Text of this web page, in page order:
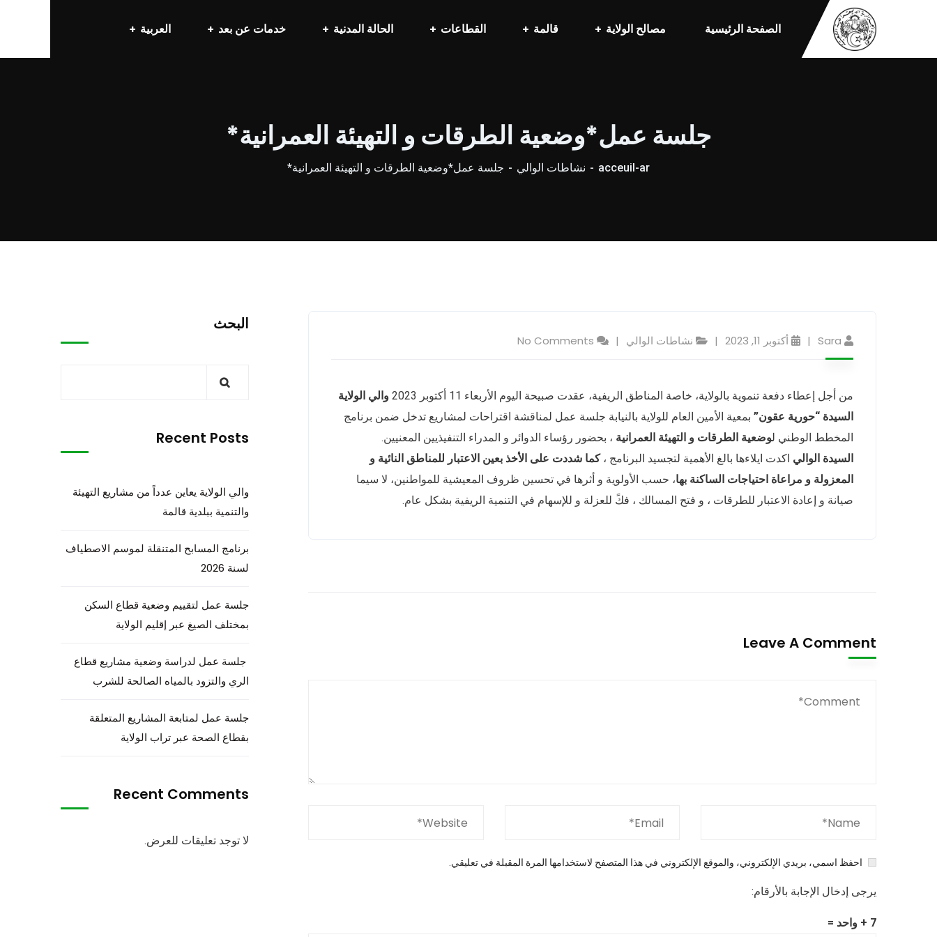
الصفحة الرئيسية مصالح الولاية قالمة القطاعات الحالة المدنية خدمات عن بعد العربية
جلسة عمل*وضعية الطرقات و التهيئة العمرانية*
acceuil-ar نشاطات الوالي جلسة عمل*وضعية الطرقات و التهيئة العمرانية*
Sara أكتوبر 11, 2023 نشاطات الوالي No Comments
من أجل إعطاء دفعة تنموية بالولاية، خاصة المناطق الريفية، عقدت صبيحة اليوم الأربعاء 11 أكتوبر 2023
والي الولاية
السيدة “حورية عقون” بمعية الأمين العام للولاية بالنيابة جلسة عمل لمناقشة اقتراحات لمشاريع تدخل ضمن برنامج
المخطط الوطني لوضعية الطرقات و التهيئة العمرانية ، بحضور رؤساء الدوائر و المدراء التنفيذيين المعنيين.
السيدة الوالي اكدت ايلاءها بالغ الأهمية لتجسيد البرنامج ،كما شددت على الأخذ بعين الاعتبار للمناطق النائية و
المعزولة و مراعاة احتياجات الساكنة بها، حسب الأولوية و أثرها في تحسين ظروف المعيشية للمواطنين، لا سيما
صيانة و إعادة الاعتبار للطرقات ، و فتح المسالك ، فكً للعزلة و للإسهام في التنمية الريفية بشكل عام.
Leave A Comment
احفظ اسمي، بريدي الإلكتروني، والموقع الإلكتروني في هذا المتصفح لاستخدامها المرة المقبلة في تعليقي.
يرجى إدخال الإجابة بالأرقام:
7 + واحد =
البحث
Recent Posts
والي الولاية يعاين عدداً من مشاريع التهيئة
والتنمية ببلدية قالمة
برنامج المسابح المتنقلة لموسم الاصطياف
لسنة 2026
جلسة عمل لتقييم وضعية قطاع السكن
بمختلف الصيغ عبر إقليم الولاية
جلسة عمل لدراسة وضعية مشاريع قطاع
الري والتزود بالمياه الصالحة للشرب
جلسة عمل لمتابعة المشاريع المتعلقة
بقطاع الصحة عبر تراب الولاية
Recent Comments
لا توجد تعليقات للعرض.